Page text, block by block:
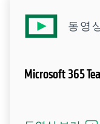
동영
Microsoft 365